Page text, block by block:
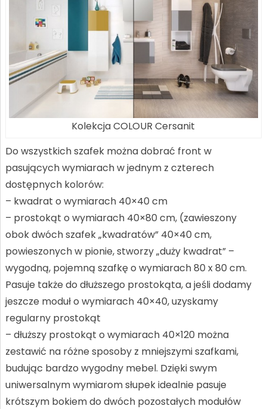
Kolekcja COLOUR Cersanit
Do wszystkich szafek można dobrać front w
pasujących wymiarach w jednym z czterech
dostępnych kolorów:
– kwadrat o wymiarach 40×40 cm
– prostokąt o wymiarach 40×80 cm, (zawieszony
obok dwóch szafek „kwadratów” 40×40 cm,
powieszonych w pionie, stworzy „duży kwadrat” –
wygodną, pojemną szafkę o wymiarach 80 x 80 cm.
Pasuje także do dłuższego prostokąta, a jeśli dodamy
jeszcze moduł o wymiarach 40×40, uzyskamy
regularny prostokąt
– dłuższy prostokąt o wymiarach 40×120 można
zestawić na różne sposoby z mniejszymi szafkami,
budując bardzo wygodny mebel. Dzięki swym
uniwersalnym wymiarom słupek idealnie pasuje
krótszym bokiem do dwóch pozostałych modułów